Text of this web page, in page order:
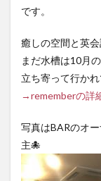
です。
癒しの空間と英
まだ水槽は10月
立ち寄って行かれ
→rememberの詳
写真はBARのオ
主🐙